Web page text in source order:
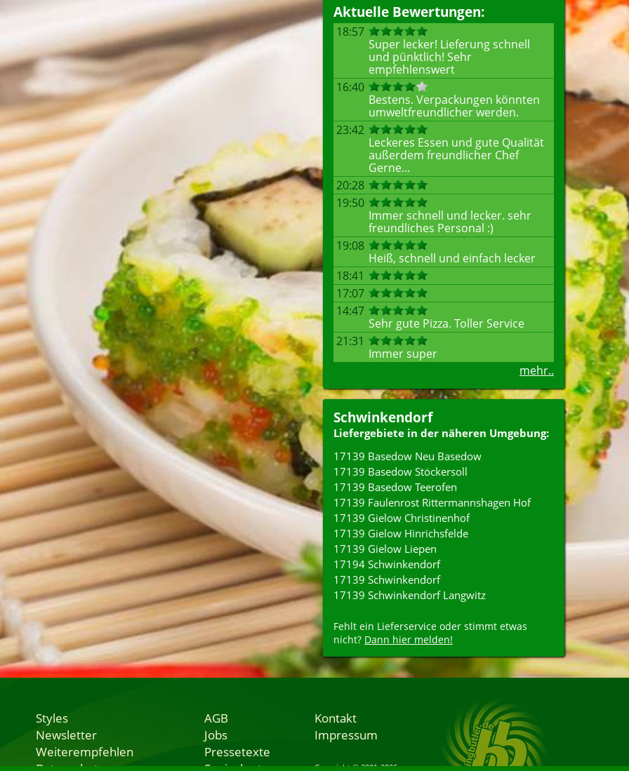
Aktuelle Bewertungen:
18:57
Super lecker! Lieferung schnell
und pünktlich! Sehr
empfehlenswert
16:40
Bestens. Verpackungen könnten
umweltfreundlicher werden.
23:42
Leckeres Essen und gute Qualität
außerdem freundlicher Chef
Gerne...
20:28
19:50
Immer schnell und lecker. sehr
freundliches Personal :)
19:08
Heiß, schnell und einfach lecker
18:41
17:07
14:47
Sehr gute Pizza. Toller Service
21:31
Immer super
mehr..
Schwinkendorf
Liefergebiete in der näheren Umgebung:
17139 Basedow Neu Basedow
17139 Basedow Stöckersoll
17139 Basedow Teerofen
17139 Faulenrost Rittermannshagen Hof
17139 Gielow Christinenhof
17139 Gielow Hinrichsfelde
17139 Gielow Liepen
17194 Schwinkendorf
17139 Schwinkendorf
17139 Schwinkendorf Langwitz
Fehlt ein Lieferservice oder stimmt etwas
nicht? Dann hier melden!
Styles
Newsletter
Weiterempfehlen
AGB
Jobs
Pressetexte
Kontakt
Impressum
Copyright © 2001-2026